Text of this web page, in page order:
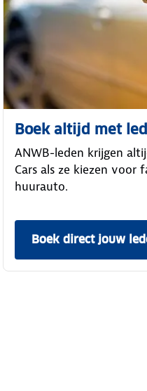
Boek altijd met
ANWB-leden krijgen
Cars als ze kiezen voor
huurauto.
Boek direct jouw